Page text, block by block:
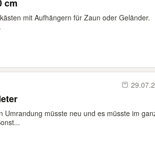
cm
mit Aufhängern für Zaun oder Geländer.
Umrandung müsste neu und es müsste im